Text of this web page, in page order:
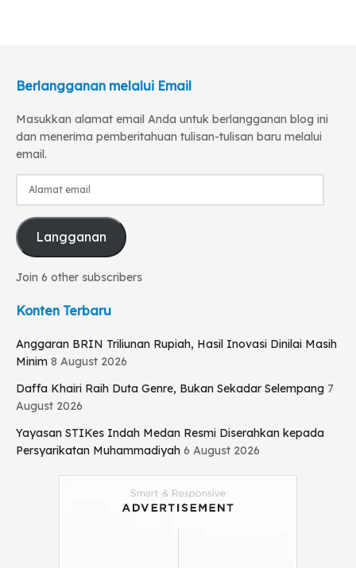
Berlangganan melalui Email
Masukkan alamat email Anda untuk berlangganan blog ini
dan menerima pemberitahuan tulisan-tulisan baru melalui
email.
Alamat
Langganan
Join 6 other subscribers
Konten Terbaru
Anggaran BRIN Triliunan Rupiah, Hasil Inovasi Dinilai Masih
Minim 8 August 2026
Daffa Khairi Raih Duta Genre, Bukan Sekadar Selempang 7
August 2026
Yayasan STIKes Indah Medan Resmi Diserahkan kepada
Persyarikatan Muhammadiyah 6 August 2026